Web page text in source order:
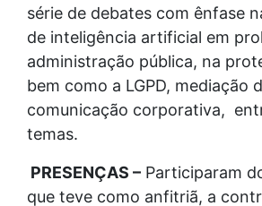
série de debates com ênfase
de inteligência artificial em
administração pública, na
bem como a LGPD, mediação
comunicação corporativa,
temas.
PRESENÇAS – Participaram
que teve como anfitriã, a